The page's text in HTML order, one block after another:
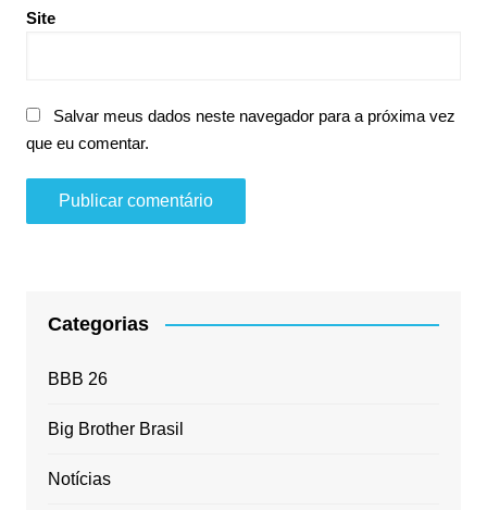
Site
Salvar meus dados neste navegador para a próxima vez
que eu comentar.
Categorias
BBB 26
Big Brother Brasil
Notícias